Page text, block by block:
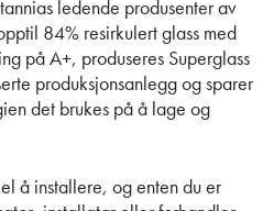
ledende produsenter av
84% resirkulert glass med
på A+, produseres Superglass
produksjonsanlegg og sparer
det brukes på å lage og
å installere, og enten du er